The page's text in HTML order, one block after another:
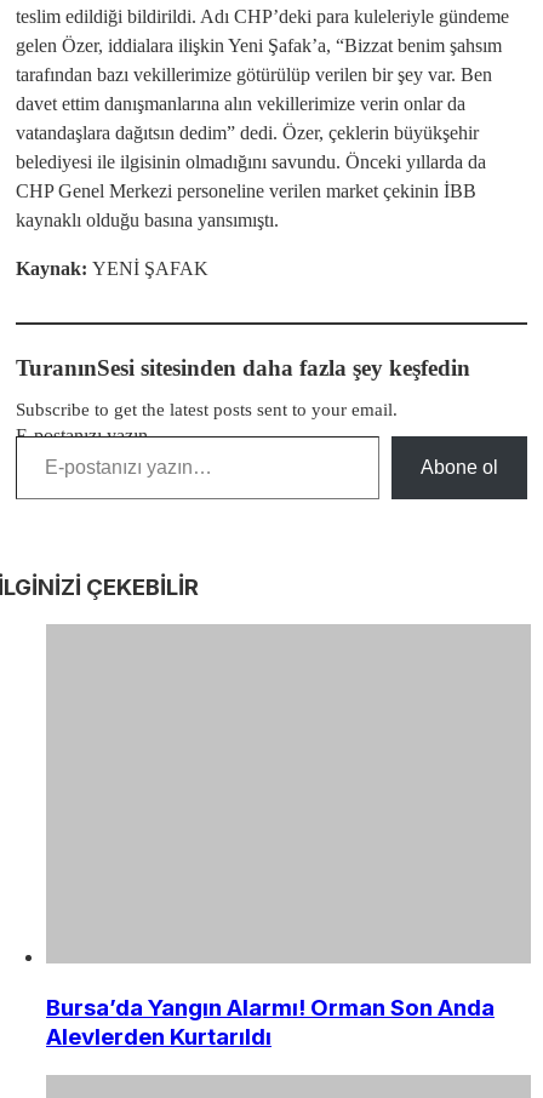
teslim edildiği bildirildi. Adı CHP’deki para kuleleriyle gündeme
gelen Özer, iddialara ilişkin Yeni Şafak’a, “Bizzat benim şahsım
tarafından bazı vekillerimize götürülüp verilen bir şey var. Ben
davet ettim danışmanlarına alın vekillerimize verin onlar da
vatandaşlara dağıtsın dedim” dedi. Özer, çeklerin büyükşehir
belediyesi ile ilgisinin olmadığını savundu. Önceki yıllarda da
CHP Genel Merkezi personeline verilen market çekinin İBB
kaynaklı olduğu basına yansımıştı.
Kaynak: YENİ ŞAFAK
TuranınSesi sitesinden daha fazla şey keşfedin
Subscribe to get the latest posts sent to your email.
E-postanızı yazın…
Abone ol
ÇEKEBİLİR
Bursa’da Yangın Alarmı! Orman Son Anda
Alevlerden Kurtarıldı